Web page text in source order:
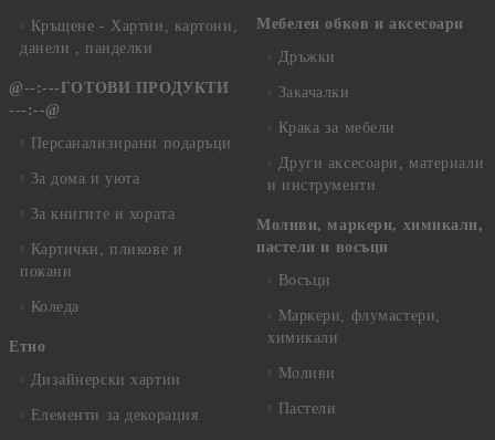
Кръщене - Хартии, картони,
данели , панделки
@--:---ГОТОВИ ПРОДУКТИ
---:--@
Персанализирани подаръци
За дома и уюта
За книгите и хората
Картички, пликове и
покани
Коледа
Етно
Дизайнерски хартии
Елементи за декорация
Мебелен обков и аксесоари
Дръжки
Закачалки
Крака за мебели
Други аксесоари, материали
и инструменти
Моливи, маркери, химикали,
пастели и восъци
Восъци
Маркери, флумастери,
химикали
Моливи
Пастели